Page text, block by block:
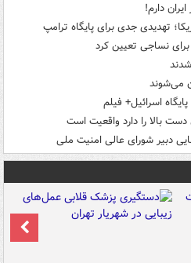
دارم!
تهدیدی جدی برای پایگاه ترامپ
نساجی تعیین کرد
می‌شوند
اسرائیل+ فیلم
بالا را دارد واقعیت است
دبیر شورای عالی امنیت‌ ملی